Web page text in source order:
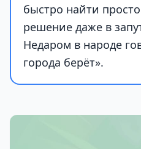
быстро найти
решение даже в
Недаром в народе
города берёт».